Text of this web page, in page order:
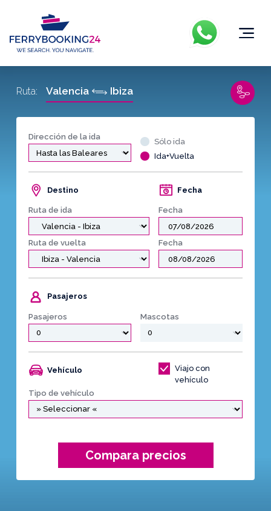
Dirección de la ida
Sólo ida
Ida+Vuelta
Destino
Ruta de ida
Fecha
Fecha
Ruta de vuelta Fecha
Pasajeros
Pasajeros Mascotas
Vehículo
Viajo con
vehículo
Tipo de vehículo
Compara precios
Ruta: Valencia Ibiza